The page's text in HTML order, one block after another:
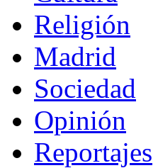
Religión
Madrid
Sociedad
Opinión
Reportajes